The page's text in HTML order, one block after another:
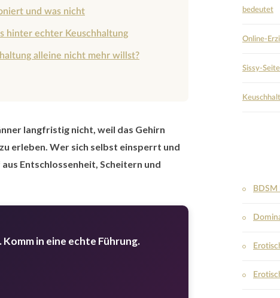
und was nicht
hinter echter Keuschhaltung
alleine nicht mehr willst?
langfristig nicht, weil das Gehirn
erleben. Wer sich selbst einsperrt und
Entschlossenheit, Scheitern und
in eine echte Führung.
bedeutet
Online-
Sissy-
BDSM